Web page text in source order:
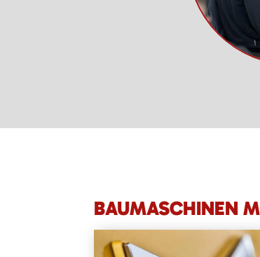
BAUMASCHINEN